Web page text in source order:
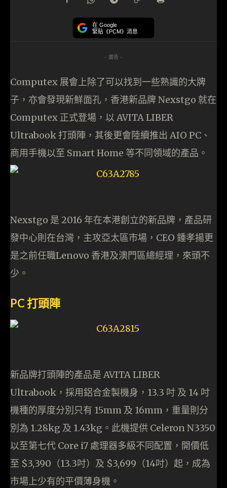
在 Google
緊貼《PCM》消息
- 廣告 -
Computex 展會上除了可以找到一些熟識的大牌
子，亦會發現新鮮面孔，香港新品牌 Nexstgo 就在
Computex 正式登場，以 AVITA LIBER
Ultrabook 打頭陣，其後更會陸續推出 AIO PC、
商用手機以至 Smart Home 等不同領域的產品。
Nexstgo 是 2016 年在本港創立的新品牌，產品研
發中心則在台灣，主攻亞太區市場，CEO 鍾孝揚更
是之前任職Lenovo 香港及澳門區總經理，來頭不
少。
PC 打頭陣
新品牌打頭陣的產品是 AVITA LIBER
Ultrabook，採用鋁合金製機身，13.3 吋 及 14 吋
機種的厚度分別只有 15mm 及 16mm，重量則分
別為 1.28kg 及 1.43kg。此機提供 Celeron N3350
以至第七代 Core i7 處理器多級不同配置，開價低
至 $3,390（13.3吋）及 $3,699（14吋）起，成為
市場上少有的平價薄身機。